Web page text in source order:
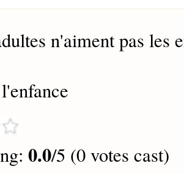
n'aiment pas les
0.0/5 (0 votes cast)